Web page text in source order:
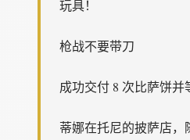
玩具！
枪战不要带刀
成功交付 8 次比萨饼并
蒂娜在托尼的披萨店，